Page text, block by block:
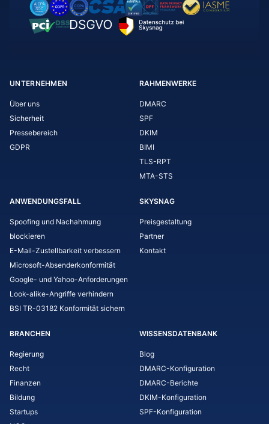
UNTERNEHMEN
Über uns
Sicherheit
Pressebereich
GDPR
RAHMENWERKE
DMARC
SPF
DKIM
BIMI
TLS-RPT
MTA-STS
ANWENDUNGSFALL
Spoofing und Nachahmung
blockieren
E-Mail-Zustellbarkeit verbessern
Microsoft-Absenderkonformität
Google- und Yahoo-Anforderungen
Look-alike-Angriffe verhindern
BSI TR-03182 Konformität sichern
SKYSNAG
Preisgestaltung
Partner
Kontakt
BRANCHEN
Regierung
Recht
Finanzen
Bildung
Startups
WISSENSDATENBANK
Blog
DMARC-Konfiguration
DMARC-Berichte
DKIM-Konfiguration
SPF-Konfiguration